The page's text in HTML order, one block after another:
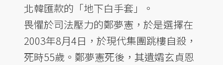
北韓匯款的「地下白手套」。
畏懼於司法壓力的鄭夢憲，於是選擇在
2003年8月4日，於現代集團跳樓自殺，
死時55歲。鄭夢憲死後，其遺孀玄貞恩